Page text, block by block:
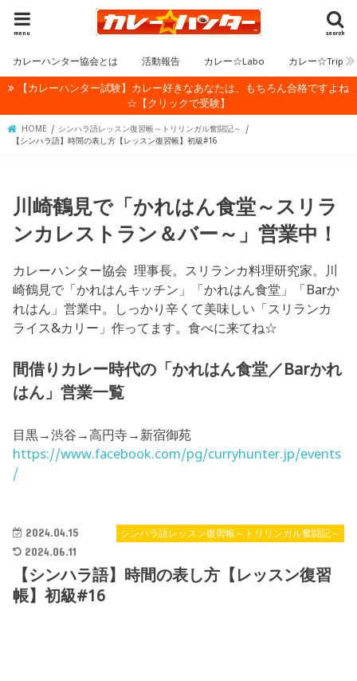
search
menu
カレーハンター協会とは 活動報告 カレー☆Labo カレー☆Trip
【カレーハンター試験】カレー好きなあなたは、もちろん合格ですよね
☆【クリックで受験】
HOME
シンハラ語レッスン復習帳～トリリンガル奮闘記～
【シンハラ語】時間の表し方【レッスン復習帳】初級#16
川崎鶴見で「かれはん食堂～スリラ
ンカレストラン＆バー～」営業中！
カレーハンター協会 理事長。スリランカ料理研究家。川
崎鶴見で「かれはんキッチン」「かれはん食堂」「Barか
れはん」営業中。しっかり辛くて美味しい「スリランカ
ライス&カリー」作ってます。食べに来てね☆
間借りカレー時代の「かれはん食堂／Barかれ
はん」営業一覧
目黒→渋谷→高円寺→新宿御苑
https://www.facebook.com/pg/curryhunter.jp/events
/
シンハラ語レッスン復習帳～トリリンガル奮闘記～
2024.04.15
2024.06.11
【シンハラ語】時間の表し方【レッスン復習
帳】初級#16